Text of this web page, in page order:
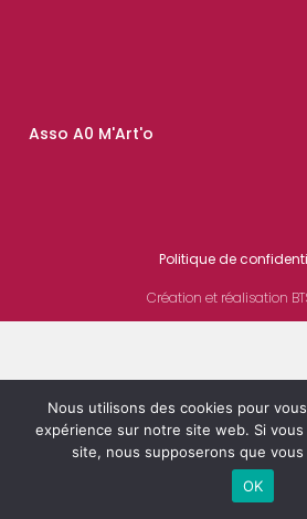
Asso A0 M'Art'o
Politique de
Création et réalisation
Nous utilisons des cookies pour
expérience sur notre site web. Si
site, nous supposerons que
OK